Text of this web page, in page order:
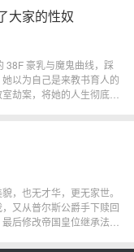
认不出她来，可没想到钟
暗里偷偷观察她。越过时
向新开始。只是这次，靡
。 韫色而不饰，绛色而
破镜重圆又和解了又破
写得太精致了看不太出
在平等，但主角不随波逐
大家的性奴
38F 豪乳与魔鬼曲线，踩
以为自己是来教书育人的
劫案，将她的人生彻底推
，也无才华，更无家世。
又从普尔斯公爵手下赎回
后修改帝国皇位继承法，